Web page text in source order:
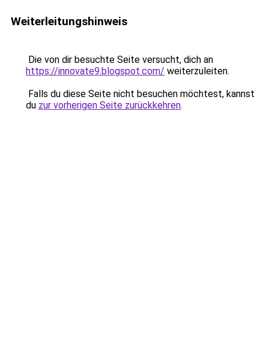
Weiterleitungshinweis
Die von dir besuchte Seite versucht, dich an
https://innovate9.blogspot.com/ weiterzuleiten.
Falls du diese Seite nicht besuchen möchtest, kannst
du zur vorherigen Seite zurückkehren.